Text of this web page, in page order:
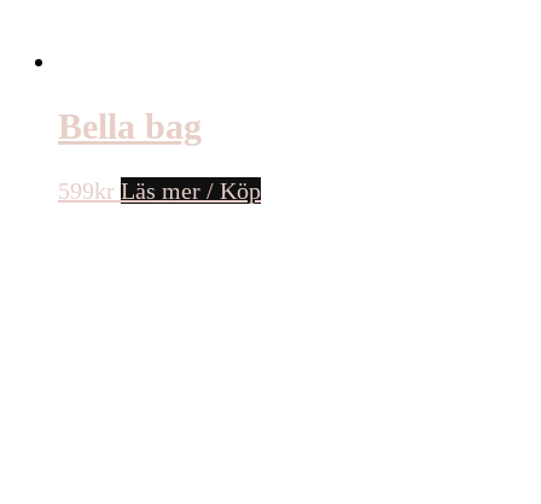
Bella bag
599kr Läs mer / Köp